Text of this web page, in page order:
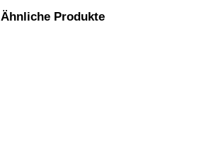
Ähnliche Produkte